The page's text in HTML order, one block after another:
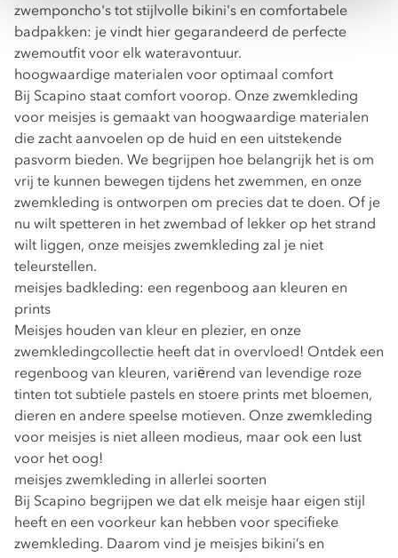
zwemponcho's tot stijlvolle bikini's en comfortabele
badpakken: je vindt hier gegarandeerd de perfecte
zwemoutfit voor elk wateravontuur.
hoogwaardige materialen voor optimaal comfort
Bij Scapino staat comfort voorop. Onze zwemkleding
voor meisjes is gemaakt van hoogwaardige materialen
die zacht aanvoelen op de huid en een uitstekende
pasvorm bieden. We begrijpen hoe belangrijk het is om
vrij te kunnen bewegen tijdens het zwemmen, en onze
zwemkleding is ontworpen om precies dat te doen. Of je
nu wilt spetteren in het zwembad of lekker op het strand
wilt liggen, onze meisjes zwemkleding zal je niet
teleurstellen.
meisjes badkleding: een regenboog aan kleuren en
prints
Meisjes houden van kleur en plezier, en onze
zwemkledingcollectie heeft dat in overvloed! Ontdek een
regenboog van kleuren, variërend van levendige roze
tinten tot subtiele pastels en stoere prints met bloemen,
dieren en andere speelse motieven. Onze zwemkleding
voor meisjes is niet alleen modieus, maar ook een lust
voor het oog!
meisjes zwemkleding in allerlei soorten
Bij Scapino begrijpen we dat elk meisje haar eigen stijl
heeft en een voorkeur kan hebben voor specifieke
zwemkleding. Daarom vind je meisjes bikini’s en